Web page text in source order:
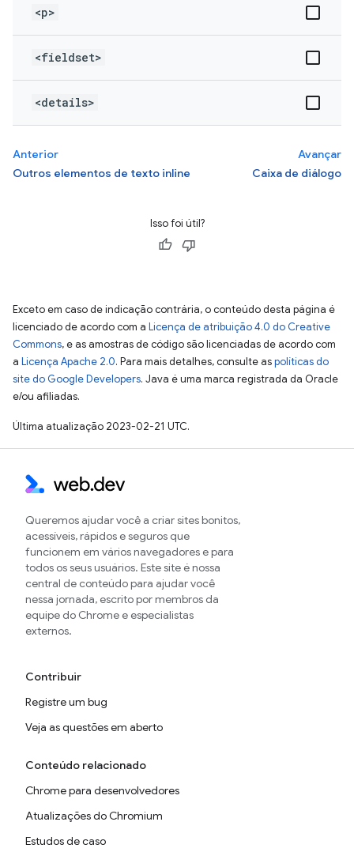
<p>
<fieldset>
<details>
Anterior
Outros elementos de texto inline
Avançar
Caixa de diálogo
Isso foi útil?
Exceto em caso de indicação contrária, o conteúdo desta página é
licenciado de acordo com a Licença de atribuição 4.0 do Creative
Commons, e as amostras de código são licenciadas de acordo com
a Licença Apache 2.0. Para mais detalhes, consulte aspolíticas do
site do Google Developers. Java é uma marca registrada da Oracle
e/ou afiliadas.
Última atualização 2023-02-21 UTC.
Queremos ajudar você a criar sites bonitos,
acessíveis, rápidos e seguros que
funcionem em vários navegadores e para
todos os seus usuários. Este site é nossa
central de conteúdo para ajudar você
nessa jornada, escrito por membros da
equipe do Chrome e especialistas
externos.
Contribuir
Registre um bug
Veja as questões em aberto
Conteúdo relacionado
Chrome para desenvolvedores
Atualizações do Chromium
Estudos de caso